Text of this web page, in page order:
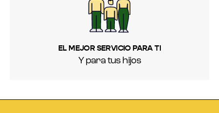
EL MEJOR SERVICIO PARA TI
Y para tus hijos